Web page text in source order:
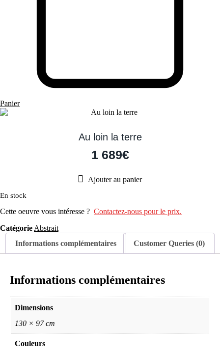
Panier
Au loin la terre
1 689€
Ajouter au panier
En stock
Cette oeuvre vous intéresse ? Contactez-nous pour le prix.
Catégorie Abstrait
Informations complémentaires
Customer Queries (0)
Informations complémentaires
Dimensions
130 × 97 cm
Couleurs